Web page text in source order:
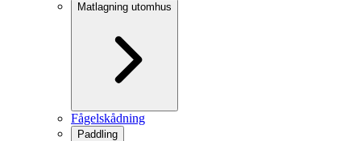
Matlagning utomhus
Fågelskådning
Paddling